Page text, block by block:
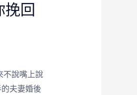
回
不說嘴上說
夫妻婚後